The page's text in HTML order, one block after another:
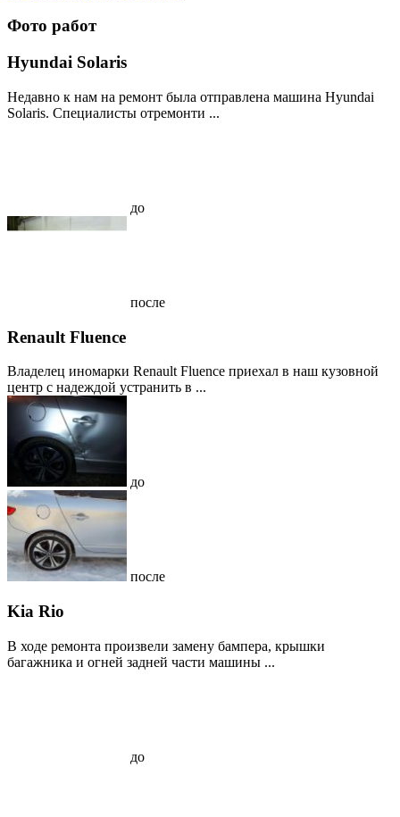
Фото работ
Hyundai Solaris
Недавно к нам на ремонт была отправлена машина Hyundai
Solaris. Специалисты отремонти ...
до
после
Renault Fluence
Владелец иномарки Renault Fluence приехал в наш кузовной
центр с надеждой устранить в ...
до
после
Kia Rio
В ходе ремонта произвели замену бампера, крышки
багажника и огней задней части машины ...
до